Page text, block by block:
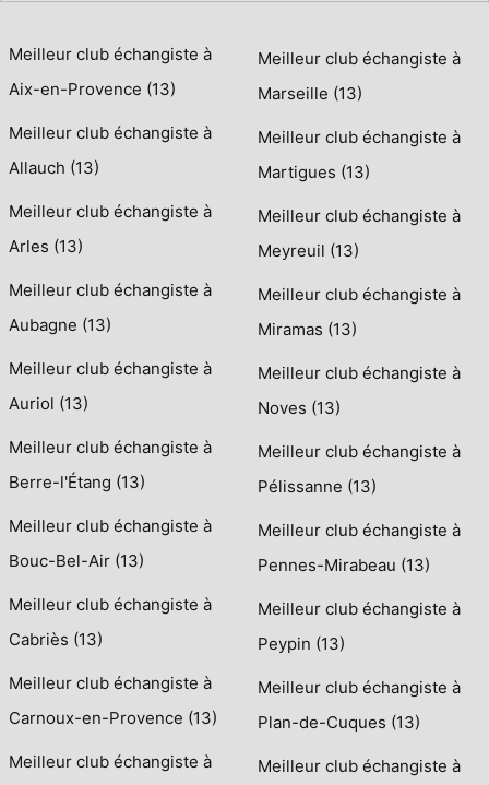
Meilleur club échangiste à
Aix-en-Provence (13)
Meilleur club échangiste à
Allauch (13)
Meilleur club échangiste à
Arles (13)
Meilleur club échangiste à
Aubagne (13)
Meilleur club échangiste à
Auriol (13)
Meilleur club échangiste à
Berre-l'Étang (13)
Meilleur club échangiste à
Bouc-Bel-Air (13)
Meilleur club échangiste à
Cabriès (13)
Meilleur club échangiste à
Carnoux-en-Provence (13)
Meilleur club échangiste à
Meilleur club échangiste à
Marseille (13)
Meilleur club échangiste à
Martigues (13)
Meilleur club échangiste à
Meyreuil (13)
Meilleur club échangiste à
Miramas (13)
Meilleur club échangiste à
Noves (13)
Meilleur club échangiste à
Pélissanne (13)
Meilleur club échangiste à
Pennes-Mirabeau (13)
Meilleur club échangiste à
Peypin (13)
Meilleur club échangiste à
Plan-de-Cuques (13)
Meilleur club échangiste à